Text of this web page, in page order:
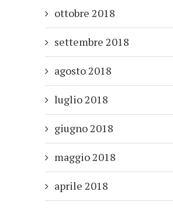
ottobre 2018
settembre 2018
agosto 2018
luglio 2018
giugno 2018
maggio 2018
aprile 2018